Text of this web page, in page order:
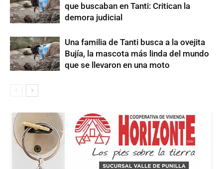
que buscaban en Tanti: Critican la
demora judicial
Una familia de Tanti busca a la ovejita
Bujía, la mascota más linda del mundo
que se llevaron en una moto